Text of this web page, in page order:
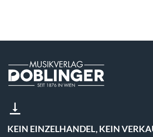
KEIN EINZELHANDEL, KEIN